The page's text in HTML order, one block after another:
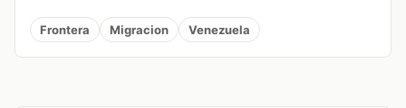
Frontera Migracion Venezuela